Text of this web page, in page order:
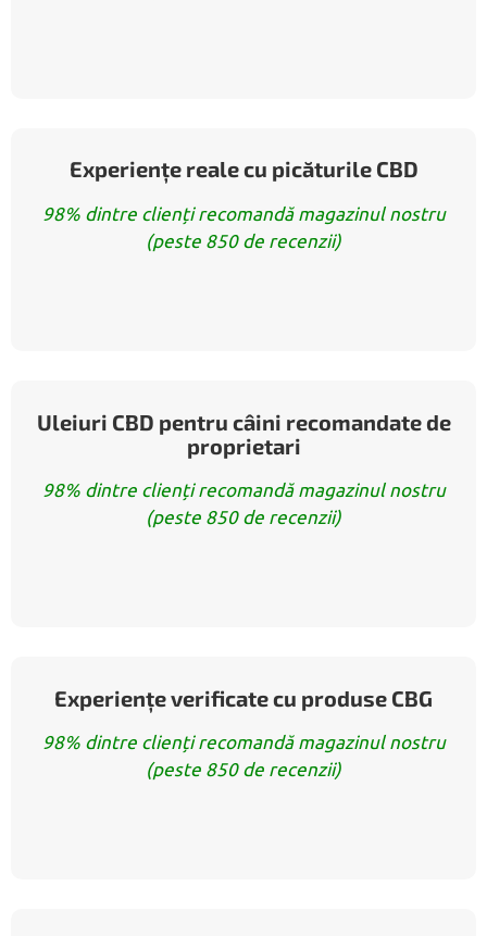
Experiențe reale cu picăturile CBD
98% dintre clienți recomandă magazinul nostru
(peste 850 de recenzii)
Uleiuri CBD pentru câini recomandate de
proprietari
98% dintre clienți recomandă magazinul nostru
(peste 850 de recenzii)
Experiențe verificate cu produse CBG
98% dintre clienți recomandă magazinul nostru
(peste 850 de recenzii)